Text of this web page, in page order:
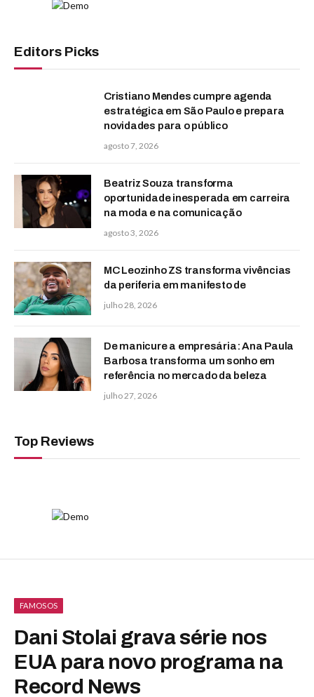
Editors Picks
Cristiano Mendes cumpre agenda
estratégica em São Paulo e prepara
novidades para o público
agosto 7, 2026
Beatriz Souza transforma
oportunidade inesperada em carreira
na moda e na comunicação
agosto 3, 2026
MC Leozinho ZS transforma vivências
da periferia em manifesto de
julho 28, 2026
De manicure a empresária: Ana Paula
Barbosa transforma um sonho em
referência no mercado da beleza
julho 27, 2026
Top Reviews
FAMOSOS
Dani Stolai grava série nos
EUA para novo programa na
Record News